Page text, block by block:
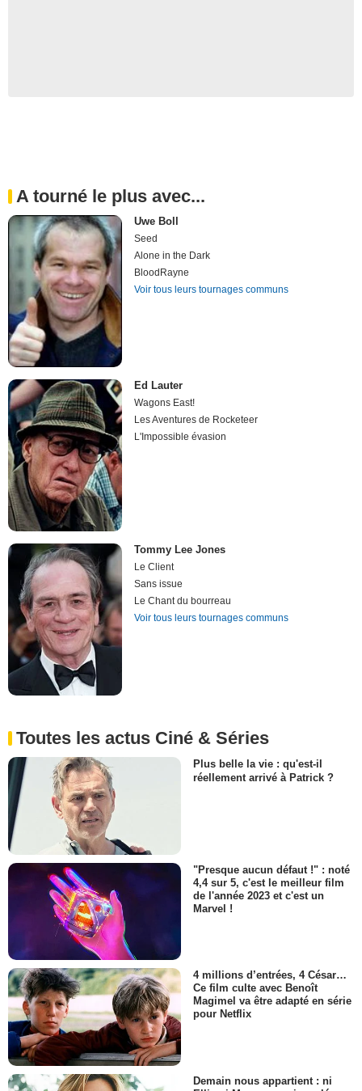
A tourné le plus avec...
Uwe Boll
Seed
Alone in the Dark
BloodRayne
Voir tous leurs tournages communs
Ed Lauter
Wagons East!
Les Aventures de Rocketeer
L'Impossible évasion
Tommy Lee Jones
Le Client
Sans issue
Le Chant du bourreau
Voir tous leurs tournages communs
Toutes les actus Ciné & Séries
Plus belle la vie : qu'est-il
réellement arrivé à Patrick ?
"Presque aucun défaut !" : noté
4,4 sur 5, c'est le meilleur film
de l'année 2023 et c'est un
Marvel !
4 millions d’entrées, 4 César…
Ce film culte avec Benoît
Magimel va être adapté en série
pour Netflix
Demain nous appartient : ni